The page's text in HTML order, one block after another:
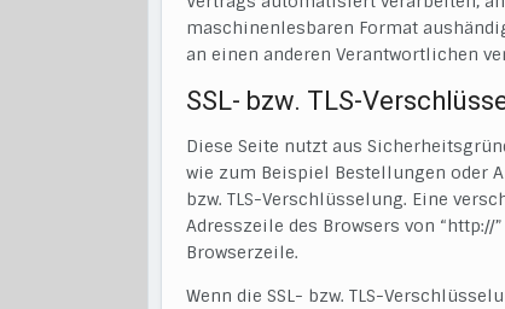
maschinenlesbaren Format
an einen anderen Verantwortlichen
SSL- bzw. TLS-
Diese Seite nutzt aus
wie zum Beispiel Bestellungen oder
bzw. TLS-Verschlüsselung. Eine
Adresszeile des Browsers von
Browserzeile.
Wenn die SSL- bzw. TLS-